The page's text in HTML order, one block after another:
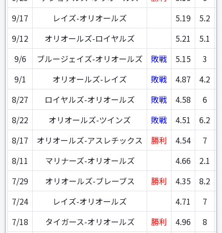
9/17
レイズ-オリオールズ 5.19 5.2
9/12
オリオールズ-ロイヤルズ 5.21 5.1
9/6
ブルージェイズ-オリオールズ 敗戦 5.15 3
9/1
オリオールズ-レイズ 敗戦 4.87 4.2
8/27
ロイヤルズ-オリオールズ 敗戦 4.58 6
8/22
オリオールズ-ツインズ 敗戦 4.51 6.2
8/17
オリオールズ-アスレチックス 勝利 4.54 7
8/11
マリナーズ-オリオールズ 4.66 2.1
7/29
オリオールズ-ブレーブス 勝利 4.35 8.2
7/24
レイズ-オリオールズ 4.71 7
7/18
タイガース-オリオールズ 勝利 4.96 8